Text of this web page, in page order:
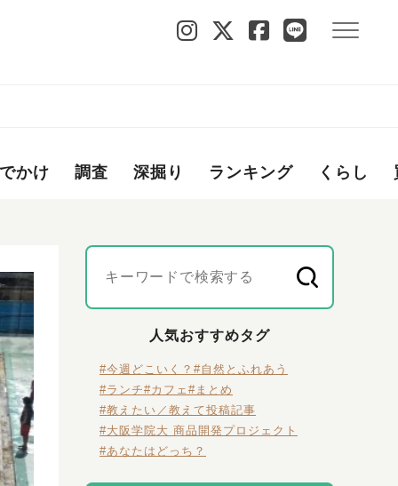
かけ 調査 深掘り ランキング くらし
人気おすすめタグ
#今週どこいく？ #自然とふれあう
#ランチ#カフェ #まとめ
#教えたい／教えて投稿記事
#大阪学院大 商品開発プロジェクト
#あなたはどっち？